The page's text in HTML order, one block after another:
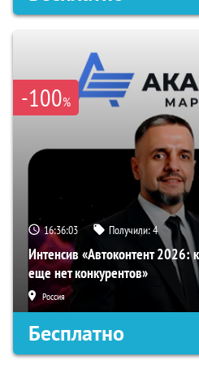
-100%
16:36:02 Получили:4
Интенсив «Автоконтент 2026:
еще нет конкурентов»
Россия
Бесплатно